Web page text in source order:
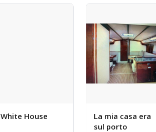
White House
La mia casa era
sul porto